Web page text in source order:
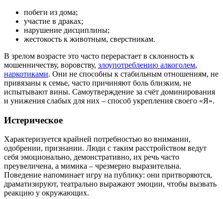
побеги из дома;
участие в драках;
нарушение дисциплины;
жестокость к животным, сверстникам.
В зрелом возрасте это часто перерастает в склонность к
мошенничеству, воровству, злоупотреблению алкоголем,
наркотиками. Они не способны к стабильным отношениям, не
привязаны к семье, часто причиняют боль близким, не
испытывают вины. Самоутверждение за счёт доминирования
и унижения слабых для них – способ укрепления своего «Я».
Истерическое
Характеризуется крайней потребностью во внимании,
одобрении, признании. Люди с таким расстройством ведут
себя эмоционально, демонстративно, их речь часто
преувеличена, а мимика – чрезмерно выразительна.
Поведение напоминает игру на публику: они притворяются,
драматизируют, театрально выражают эмоции, чтобы вызвать
реакцию у окружающих.